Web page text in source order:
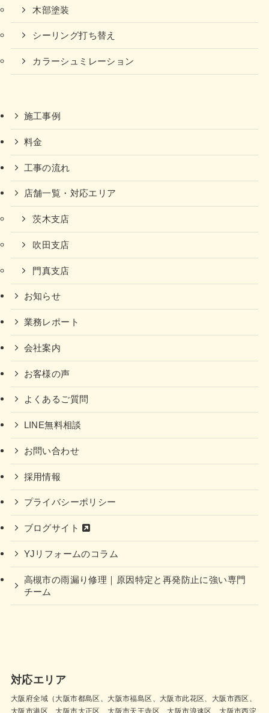
木部塗装
シーリング打ち替え
カラーシュミレーション
施工事例
料金
工事の流れ
店舗一覧・対応エリア
茨木支店
吹田支店
門真支店
お知らせ
業務レポート
会社案内
お客様の声
よくあるご質問
LINE無料相談
お問い合わせ
採用情報
プライバシーポリシー
ブログサイト
YJリフォームのコラム
高槻市の雨漏り修理｜原因特定と再発防止に強い専門
チーム
対応エリア
大阪府全域（大阪市都島区、大阪市福島区、大阪市此花区、大阪市西区、